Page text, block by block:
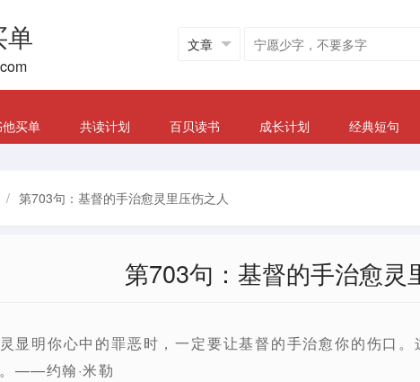
单
买单 共读计划 百贝读书 成长计划 经典短句
/ 第703句：基督的手治愈灵里压伤之人
第703句：基督的手治愈灵
显明你心中的罪恶时，一定要让基督的手治愈你的伤口
——约翰·米勒